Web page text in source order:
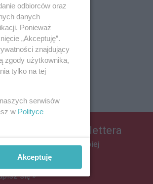
Zapisz się do newslettera
do grona ludzi najlepiej
się »
odbiorców oraz
danych
Ponieważ
„Akceptuję”.
znajdujący
zgody użytkownika,
tylko na tej
serwisów
w Polityce
Akceptuję